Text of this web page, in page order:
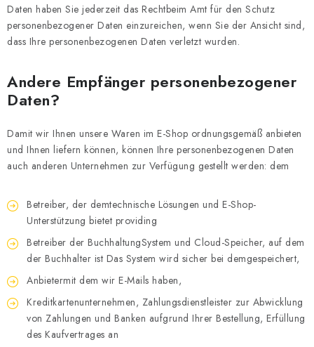
Daten haben Sie jederzeit das Rechtbeim Amt für den Schutz
personenbezogener Daten einzureichen, wenn Sie der Ansicht sind,
dass Ihre personenbezogenen Daten verletzt wurden.
Andere Empfänger personenbezogener
Daten?
Damit wir Ihnen unsere Waren im E-Shop ordnungsgemäß anbieten
und Ihnen liefern können, können Ihre personenbezogenen Daten
auch anderen Unternehmen zur Verfügung gestellt werden: dem
Betreiber, der demtechnische Lösungen und E-Shop-
Unterstützung bietet providing
Betreiber der BuchhaltungSystem und Cloud-Speicher, auf dem
der Buchhalter ist Das System wird sicher bei demgespeichert,
Anbietermit dem wir E-Mails haben,
Kreditkartenunternehmen, Zahlungsdienstleister zur Abwicklung
von Zahlungen und Banken aufgrund Ihrer Bestellung, Erfüllung
des Kaufvertrages an